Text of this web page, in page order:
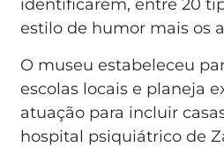
identificarem, entre 20
estilo de humor mais os
O museu estabeleceu
escolas locais e planeja
atuação para incluir
hospital psiquiátrico de